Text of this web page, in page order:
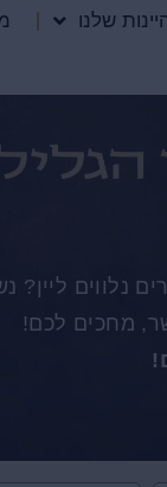
שלנו
נלווים ליין?
מחכים לכם!